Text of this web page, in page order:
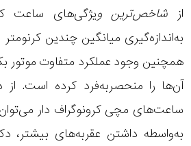
از شاخص‌ترین ویژگی‌های ساعت
به‌اندازه‌گیری میانگین چندین
همچنین وجود عملکرد متفاوت موتور
آن‌ها را منحصربه‌فرد کرده است.
ساعت‌های مچی کرونوگراف دار
به‌واسطه داشتن عقربه‌های بیشتر،